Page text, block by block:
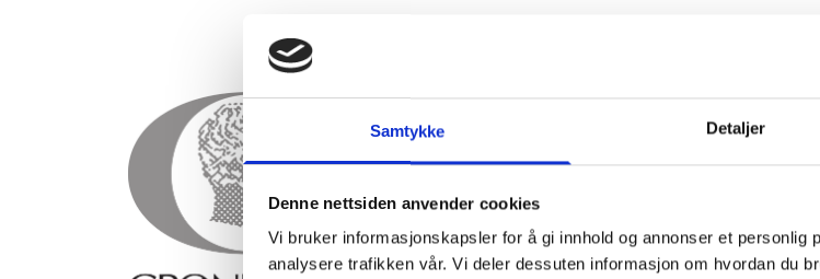
Samtykke Detaljer
Denne nettsiden anvender cookies
Vi bruker informasjonskapsler for å gi innhold og annonser et personlig
analysere trafikken vår. Vi deler dessuten informasjon om hvordan du